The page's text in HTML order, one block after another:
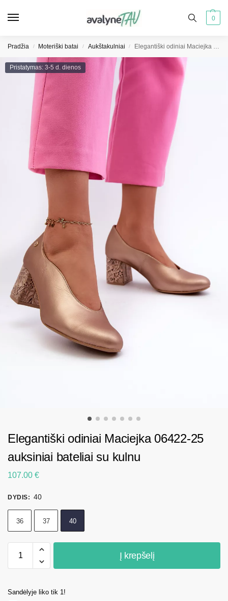
0
Pradžia / Moteriški batai / Aukštakulniai / Elegantiški odiniai Maciejka 06422-25 auksiniai bateliai su kulnu
Pristatymas: 3-5 d. dienos
Elegantiški odiniai Maciejka 06422-25
auksiniai bateliai su kulnu
107.00 €
DYDIS: 40
36 37 40
Į krepšelį
Sandėlyje liko tik 1!